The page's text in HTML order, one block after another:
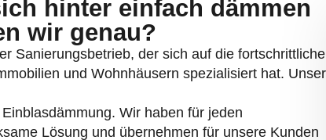
wir genau?
Sanierungsbetrieb, der sich auf die fortschrittliche
und Wohnhäusern spezialisiert hat. Unser
Wir haben für jeden
Lösung und übernehmen für unsere Kunden